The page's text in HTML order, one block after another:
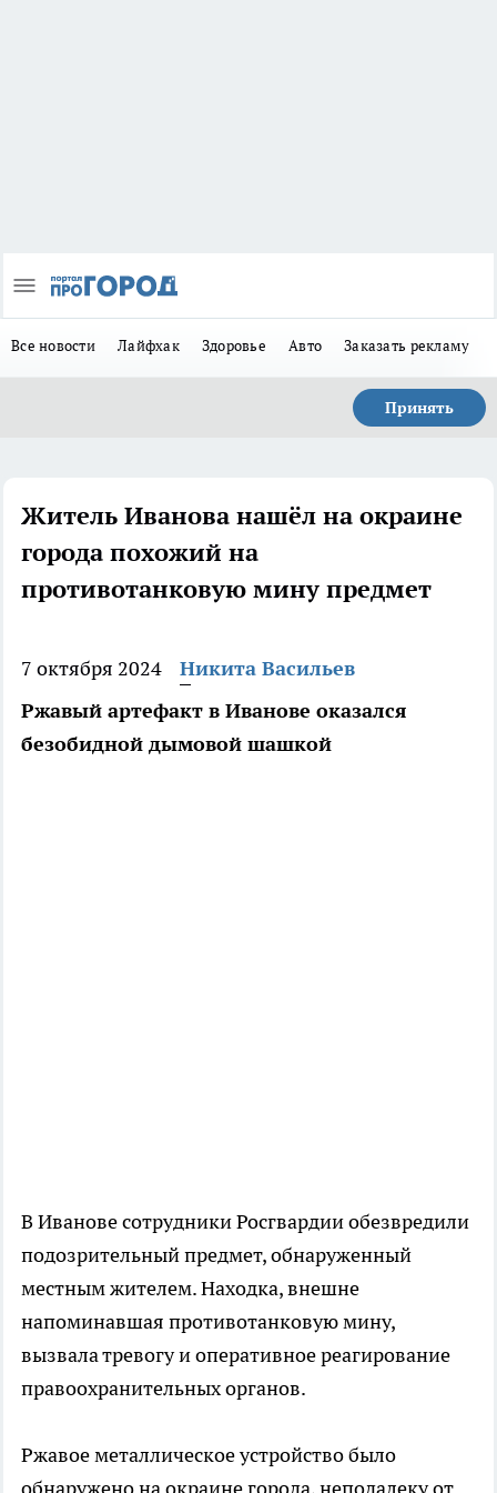
Все новости Лайфхак Здоровье Авто Заказать рекламу
Принять
Житель Иванова нашёл на окраине
города похожий на
противотанковую мину предмет
7 октября 2024
Никита Васильев
Ржавый артефакт в Иванове оказался
безобидной дымовой шашкой
В Иванове сотрудники Росгвардии обезвредили
подозрительный предмет, обнаруженный
местным жителем. Находка, внешне
напоминавшая противотанковую мину,
вызвала тревогу и оперативное реагирование
правоохранительных органов.
Ржавое металлическое устройство было